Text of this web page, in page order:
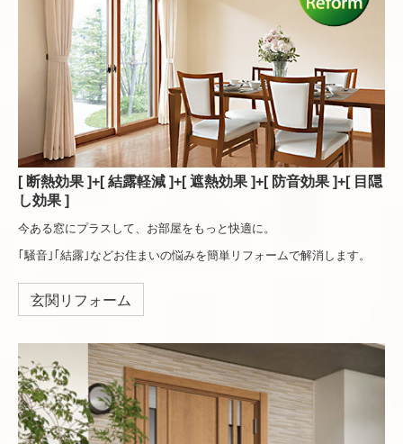
[ 断熱効果 ]+[ 結露軽減 ]+[ 遮熱効果 ]+[ 防音効果 ]+[ 目隠
し効果 ]
今ある窓にプラスして、お部屋をもっと快適に。
｢騒音｣｢結露｣などお住まいの悩みを簡単リフォームで解消します。
玄関リフォーム